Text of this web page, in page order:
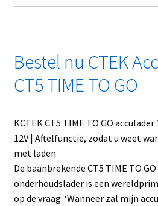
Bestel nu CTEK
CT5 TIME TO GO
KCTEK CT5 TIME TO GO acculader
12V | Aftelfunctie, zodat u weet
met laden
De baanbrekende CT5 TIME TO
onderhoudslader is een
op de vraag: ‘Wanneer zal mijn